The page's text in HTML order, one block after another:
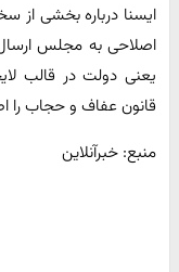
ایسنا درباره بخشی از
اصلاحی به مجلس
یعنی دولت در قالب
قانون عفاف و حجاب را
منبع: خبرآنلاین